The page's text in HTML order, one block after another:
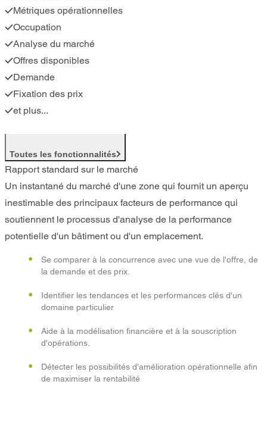
Métriques opérationnelles
Occupation
Analyse du marché
Offres disponibles
Demande
Fixation des prix
et plus...
Toutes les fonctionnalités
Rapport standard sur le marché
Un instantané du marché d'une zone qui fournit un aperçu
inestimable des principaux facteurs de performance qui
soutiennent le processus d'analyse de la performance
potentielle d'un bâtiment ou d'un emplacement.
Se comparer à la concurrence avec une vue de l'offre, de
la demande et des prix.
Identifier les tendances et les performances clés d'un
domaine particulier
Aide à la modélisation financière et à la souscription
d'opérations.
Détecter les possibilités d'amélioration opérationnelle afin
de maximiser la rentabilité